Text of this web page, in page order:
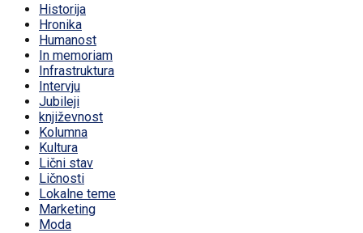
Historija
Hronika
Humanost
In memoriam
Infrastruktura
Intervju
Jubileji
književnost
Kolumna
Kultura
Lični stav
Ličnosti
Lokalne teme
Marketing
Moda